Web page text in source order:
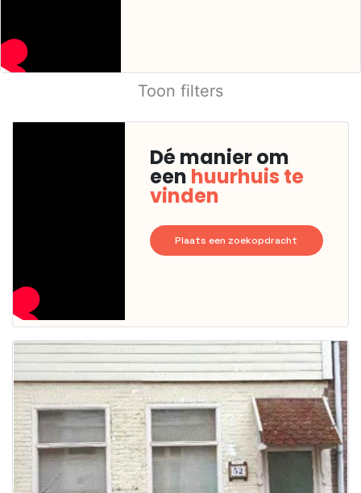
Toon filters
Dé manier om
een huurhuis te
vinden
Plaats een zoekopdracht
Deze woning
waarschijnlijk
al verhuurd
Om kans te
maken moet je
minuten
reageren.
Stekkies helpt